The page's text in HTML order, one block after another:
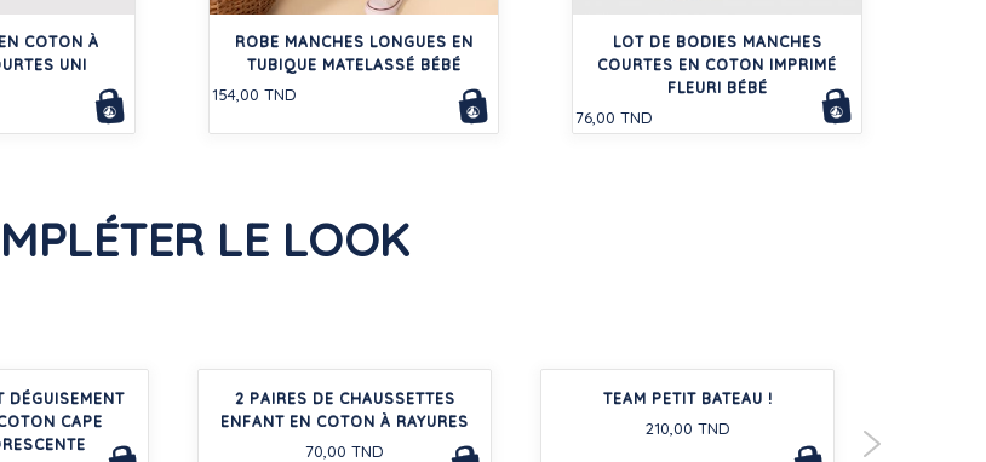
COTON À
UNI
ROBE MANCHES LONGUES EN
TUBIQUE MATELASSÉ BÉBÉ
154,00 TND
LOT DE BODIES MANCHES
COURTES EN COTON IMPRIMÉ
FLEURI BÉBÉ
76,00 TND
LE LOOK
DÉGUISEMENT
CAPE
2 PAIRES DE CHAUSSETTES
ENFANT EN COTON À RAYURES
70,00 TND
TEAM PETIT BATEAU !
210,00 TND